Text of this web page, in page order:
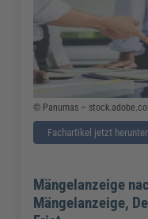
© Panumas –
Fachartikel jetzt
Mängelanzeige
Mängelanzeige,